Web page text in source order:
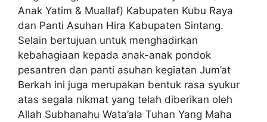
Anak Yatim & Muallaf) Kabupaten Kubu Raya
dan Panti Asuhan Hira Kabupaten Sintang.
Selain bertujuan untuk menghadirkan
kebahagiaan kepada anak-anak pondok
pesantren dan panti asuhan kegiatan Jum’at
Berkah ini juga merupakan bentuk rasa syukur
atas segala nikmat yang telah diberikan oleh
Allah Subhanahu Wata’ala Tuhan Yang Maha